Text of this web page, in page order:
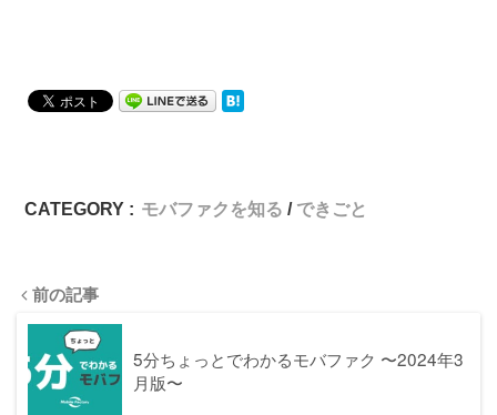
CATEGORY : モバファクを知る できごと
前の記事
5分ちょっとでわかるモバファク 〜2024年3
月版〜